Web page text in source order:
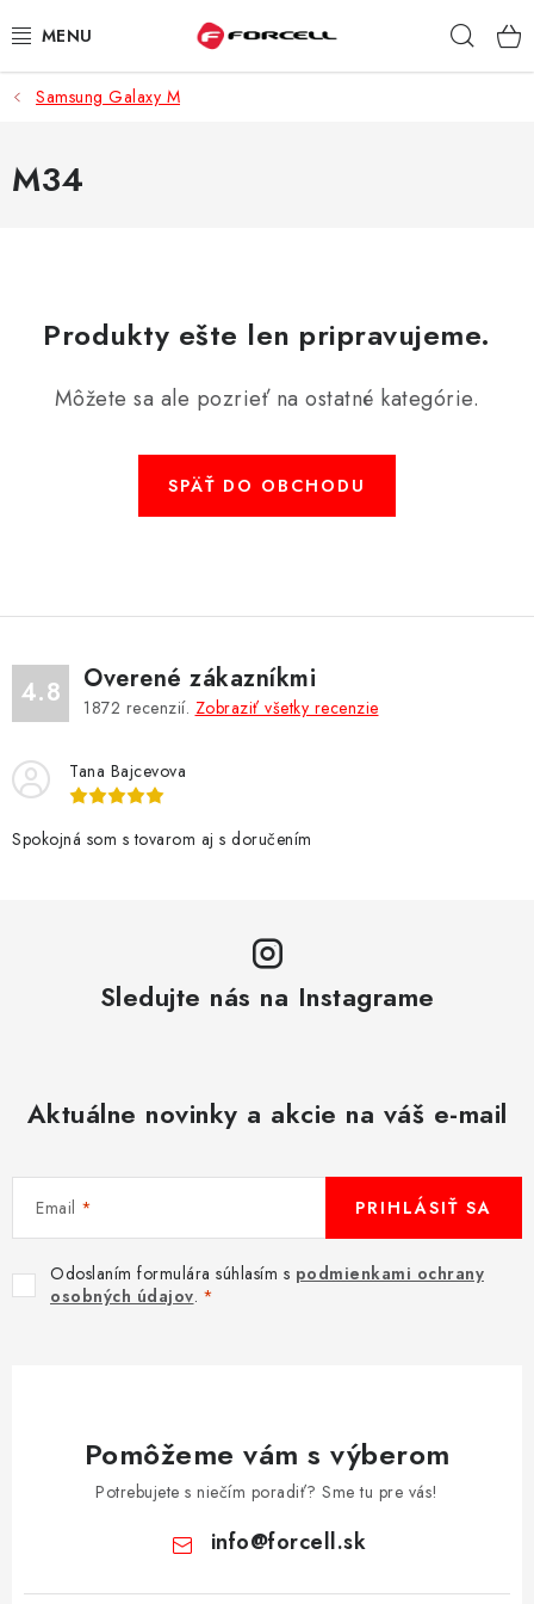
na
PUZDRÁ A OBALY
TVRDENÉ SKLÁ
DRŽIAKY NA MOBIL
BATÉRIE DO MOBILOV
AUTO MOTO
EXKLUZÍVNE ZNAČKY
TIPY NA DARČEKY
PAMÄŤOVÉ KARTY A DISKY
PRÍSLUŠENSTVO K NOTEBOOKOM A PC
OSTATNÉ PRÍSLUŠENSTVO
VÝPREDAJ
Samsung Galaxy M
M34
Produkty ešte len pripravujeme.
Môžete sa ale pozrieť na ostatné kategórie.
SPÄŤ DO OBCHODU
4.8 Overené zákazníkmi
1872 recenzií. Zobraziť všetky recenzie
Tana Bajcevova
Spokojná som s tovarom aj s doručením
Sledujte nás na Instagrame
Aktuálne novinky a akcie na váš e-mail
Email
Odoslaním formulára súhlasím s podmienkami ochrany
osobných údajov.
PRIHLÁSIŤ SA
Pomôžeme vám s výberom
Potrebujete s niečím poradiť? Sme tu pre vás!
info@forcell.sk